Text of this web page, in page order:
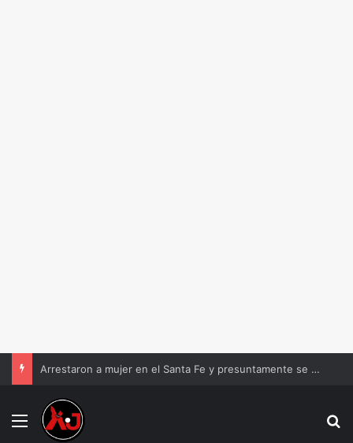
Arrestaron a mujer en el Santa Fe y presuntamente se burló; la exhibieron asustada
Menu